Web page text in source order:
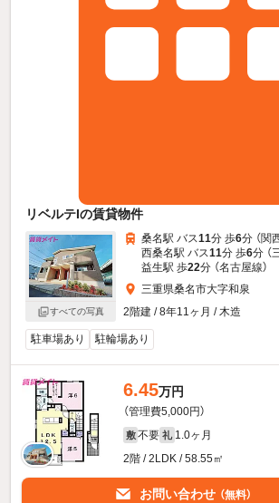
リベルテIの賃貸物件
すべての写真
桑名駅 バス11分 歩6分 （関
西桑名駅 バス11分 歩6分 （
益生駅 歩22分 （名古屋線）
三重県桑名市大字和泉
2階建 / 8年11ヶ月 / 木造
駐車場あり 駐輪場あり
6.45万円
（管理費5,000円）
敷 不要 礼 1.0ヶ月
2階 / 2LDK / 58.55㎡
お問い合わせ （無料）